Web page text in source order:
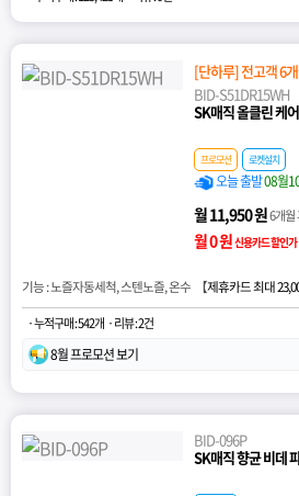
[단하루] 전고객 6
BID-S51DR15WH
SK매직 올클린 케
프로모션 로켓설치
오늘 출발08월
월 11,950 원6개월
월 0 원신용카드 할인가
기능 : 노즐자동세척, 스텐노즐, 온수 【제휴카드 최대
· 누적구매 : 542개 · 리뷰 : 2건
8월 프로모션 보기
BID-096P
SK매직 향균 비데